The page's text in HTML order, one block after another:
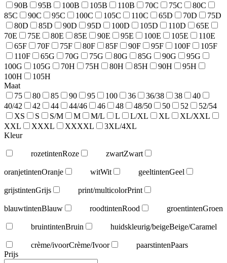
90B
95B 100B 105B 110B 70C 75C
80C
85C
90C 95C 100C 105C 110C 65D 70D
75D
80D
85D 90D 95D 100D 105D 110D
65E
70E
75E 80E 85E 90E 95E 100E 105E
110E
65F
70F 75F 80F 85F 90F 95F 100F
105F
110F
65G 70G 75G 80G 85G 90G
95G
100G
105G 70H 75H 80H 85H 90H
95H
100H
105H
Maat
75
80 85 90 95 100 36 36/38 38
40
40/42
42 44 44/46 46 48 48/50 50 52
52/54
XS
S S/M M M/L L L/XL XL
XL/XXL
XXL
XXXL XXXXL
3XL/4XL
Kleur
rozetintenRoze zwartZwart
oranjetintenOranje witWit geeltintenGeel
grijstintenGrijs print/multicolorPrint
blauwtintenBlauw roodtintenRood groentintenGroen
bruintintenBruin huidskleurig/beigeBeige/Caramel
crème/ivoorCrème/Ivoor paarstintenPaars
Prijs